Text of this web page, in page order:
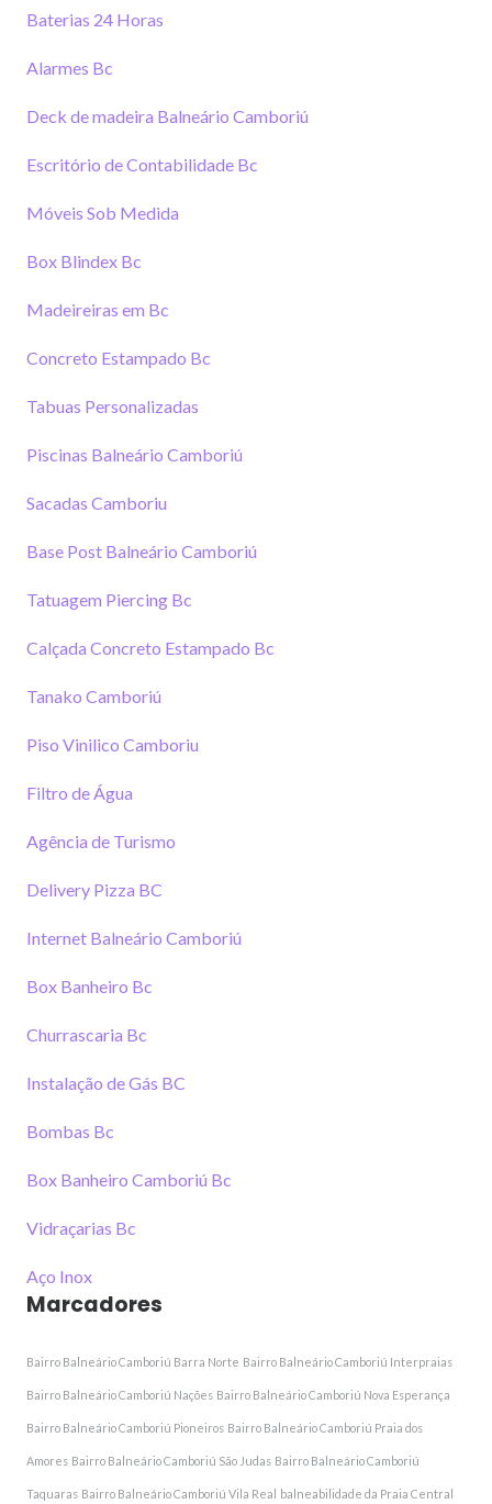
Baterias 24 Horas
Alarmes Bc
Deck de madeira Balneário Camboriú
Escritório de Contabilidade Bc
Móveis Sob Medida
Box Blindex Bc
Madeireiras em Bc
Concreto Estampado Bc
Tabuas Personalizadas
Piscinas Balneário Camboriú
Sacadas Camboriu
Base Post Balneário Camboriú
Tatuagem Piercing Bc
Calçada Concreto Estampado Bc
Tanako Camboriú
Piso Vinilico Camboriu
Filtro de Água
Agência de Turismo
Delivery Pizza BC
Internet Balneário Camboriú
Box Banheiro Bc
Churrascaria Bc
Instalação de Gás BC
Bombas Bc
Box Banheiro Camboriú Bc
Vidraçarias Bc
Aço Inox
Marcadores
Bairro Balneário Camboriú Barra Norte Bairro Balneário Camboriú Interpraias
Bairro Balneário Camboriú Nações Bairro Balneário Camboriú Nova Esperança
Bairro Balneário Camboriú Pioneiros Bairro Balneário Camboriú Praia dos
Amores Bairro Balneário Camboriú São Judas Bairro Balneário Camboriú
Taquaras Bairro Balneário Camboriú Vila Real balneabilidade da Praia Central